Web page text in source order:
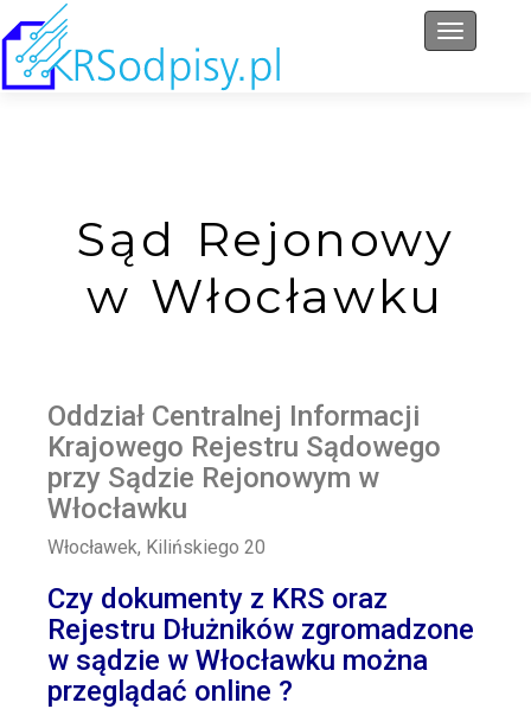
Przełącz
Sąd Rejonowy
w Włocławku
Oddział Centralnej Informacji
Krajowego Rejestru Sądowego
przy Sądzie Rejonowym w
Włocławku
Włocławek, Kilińskiego 20
Czy dokumenty z KRS oraz
Rejestru Dłużników zgromadzone
w sądzie w Włocławku można
przeglądać online ?